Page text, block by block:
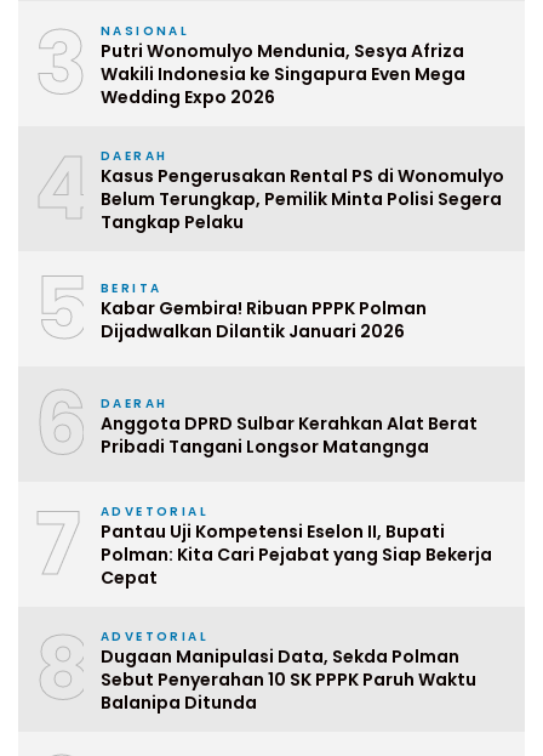
3 NASIONAL
Putri Wonomulyo Mendunia, Sesya Afriza
Wakili Indonesia ke Singapura Even Mega
Wedding Expo 2026
4 DAERAH
Kasus Pengerusakan Rental PS di Wonomulyo
Belum Terungkap, Pemilik Minta Polisi Segera
Tangkap Pelaku
5 BERITA
Kabar Gembira! Ribuan PPPK Polman
Dijadwalkan Dilantik Januari 2026
6 DAERAH
Anggota DPRD Sulbar Kerahkan Alat Berat
Pribadi Tangani Longsor Matangnga
7 ADVETORIAL
Pantau Uji Kompetensi Eselon II, Bupati
Polman: Kita Cari Pejabat yang Siap Bekerja
Cepat
8 ADVETORIAL
Dugaan Manipulasi Data, Sekda Polman
Sebut Penyerahan 10 SK PPPK Paruh Waktu
Balanipa Ditunda